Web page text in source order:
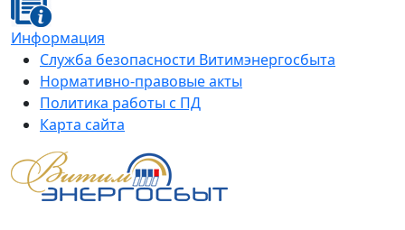
Информация
Служба безопасности Витимэнергосбыта
Нормативно-правовые акты
Политика работы с ПД
Карта сайта